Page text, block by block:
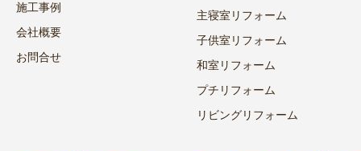
施工事例
会社概要
お問合せ
主寝室リフォーム
子供室リフォーム
和室リフォーム
プチリフォーム
リビングリフォーム